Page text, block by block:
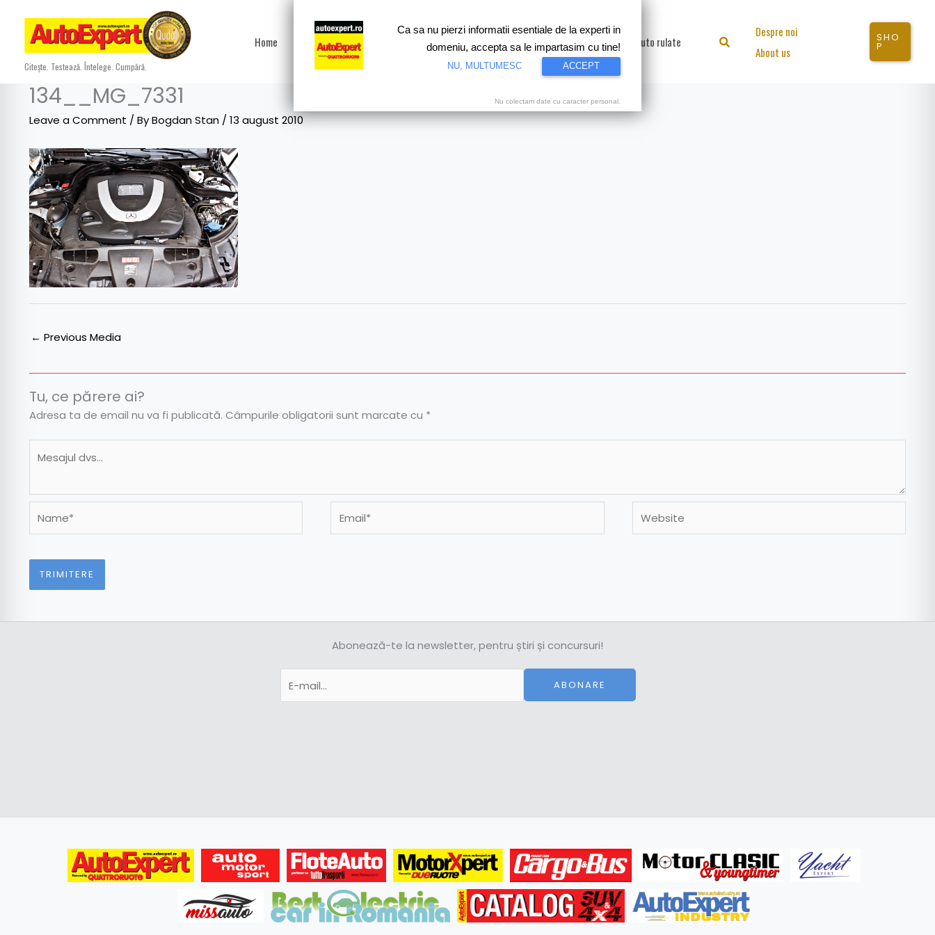
content
Citește. Testează. Întelege. Cumpără.
Home Test drive Motorsport Proiecte speciale Video Auto rulate Search
Despre noi
About us
SHO
P
134__MG_7331
Leave a Comment / ByBogdan Stan / 13 august 2010
← Previous Media
Tu, ce părere ai?
Adresa ta de email nu va fi publicată. Câmpurile obligatorii sunt marcate cu *
Abonează-te la newsletter, pentru știri și concursuri!
ABONARE
Ca sa nu pierzi informatii esentiale de la experti in
domeniu, accepta sa le impartasim cu tine!
NU, MULTUMESC ACCEPT
Nu colectam date cu caracter personal.